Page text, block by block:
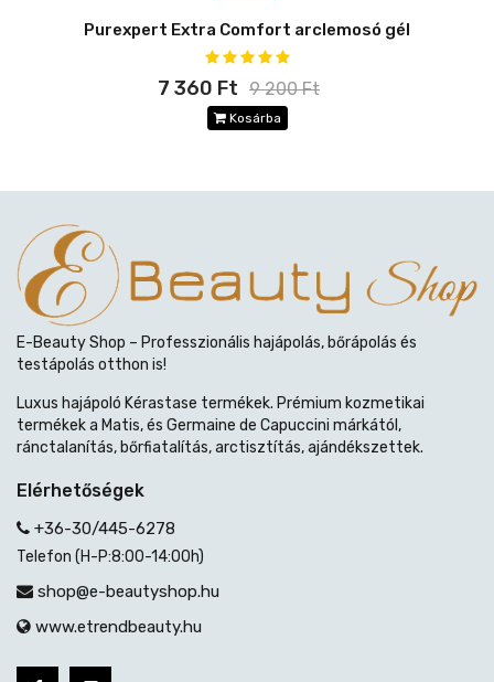
Purexpert Extra Comfort arclemosó gél
7 360 Ft 9 200 Ft
Kosárba
E-Beauty Shop – Professzionális hajápolás, bőrápolás és
testápolás otthon is!
Luxus hajápoló Kérastase termékek. Prémium kozmetikai
termékek a Matis, és Germaine de Capuccini márkától,
ránctalanítás, bőrfiatalítás, arctisztítás, ajándékszettek.
Elérhetőségek
+36-30/445-6278
Telefon (H-P:8:00-14:00h)
shop@e-beautyshop.hu
www.etrendbeauty.hu